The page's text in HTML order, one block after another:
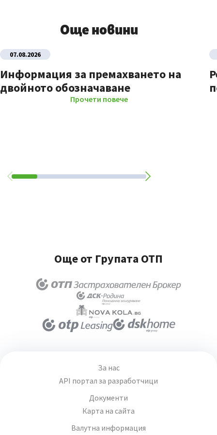
Още новини
07.08.2026
Информация за премахването на
двойното обозначаване
Прочети повече
Още от Групата ОТП
За нас
API портал за разработчици
Документи
Карта на сайта
Валутна информация